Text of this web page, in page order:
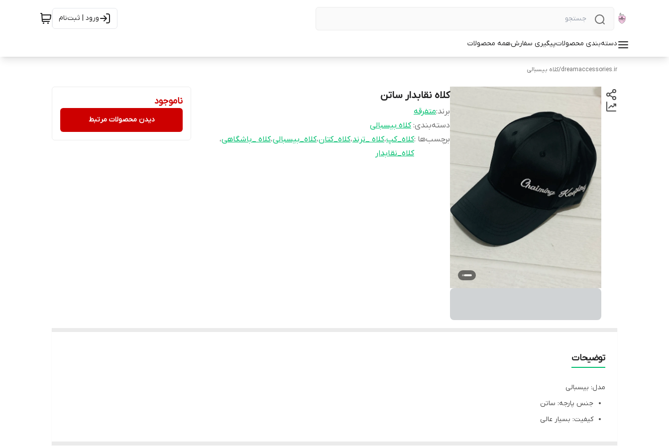
ورود | ثبت‌نام
دسته‌بندی محصولاتپیگیری سفارشهمه محصولات
dreamaccessories.ir
/کلاه بیسبالی
کلاه نقابدار ساتن
برند:متفرقه
دسته‌بندی:کلاه بیسبالی
برچسب‌ها :کلاه_کپ،کلاه _ترند،کلاه_کتان،کلاه_بیسبالی،کلاه _باشگاهی،
کلاه_نقابدار
ناموجود
دیدن محصولات مرتبط
توضیحات
مدل: بيسبالى
جنس پارجه: ساتن
كيفيت: بسيار عالى